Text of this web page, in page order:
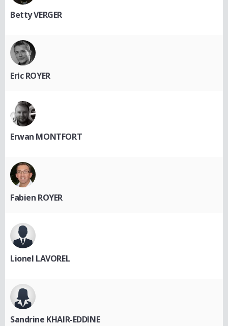
Betty VERGER
Eric ROYER
Erwan MONTFORT
Fabien ROYER
Lionel LAVOREL
Sandrine KHAIR-EDDINE